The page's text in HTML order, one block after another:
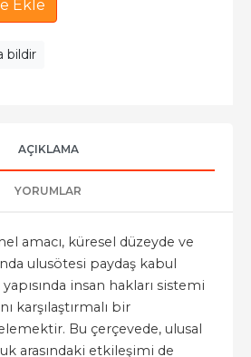
Ekle
bildir
AÇIKLAMA
YORUMLAR
amacı, küresel düzeyde ve
ulusötesi paydaş kabul
insan hakları sistemi
karşılaştırmalı bir
Bu çerçevede, ulusal
arasındaki etkileşimi de